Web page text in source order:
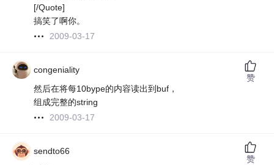
[/Quote]
搞笑了啊你。
2009-03-17
congeniality
然后在将每10bype的内容读出到buf，
组成完整的string
2009-03-17
赞
sendto66
赞